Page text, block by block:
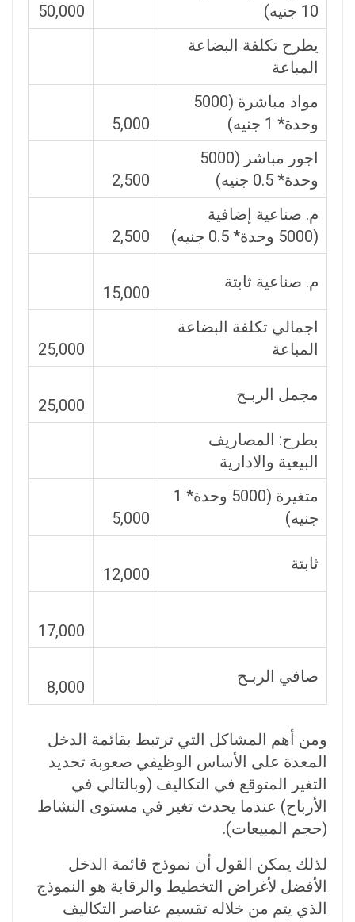
10 جنيه)
50,000
يطرح تكلفة البضاعة
المباعة
مواد مباشرة (5000
وحدة* 1 جنيه)
5,000
اجور مباشر (5000
وحدة* 0.5 جنيه)
2,500
م. صناعية إضافية
(5000 وحدة* 0.5 جنيه)
2,500
م. صناعية ثابتة
15,000
اجمالي تكلفة البضاعة
المباعة
25,000
مجمل الربـح
25,000
بطرح: المصاريف
البيعية والادارية
متغيرة (5000 وحدة* 1
جنيه)
5,000
ثابتة
12,000
17,000
صافي الربـح
8,000
ومن أهم المشاكل التي ترتبط بقائمة الدخل
المعدة على الأساس الوظيفي صعوبة تحديد
التغير المتوقع في التكاليف (وبالتالي في
الأرباح) عندما يحدث تغير في مستوى النشاط
(حجم المبيعات).
لذلك يمكن القول أن نموذج قائمة الدخل
الأفضل لأغراض التخطيط والرقابة هو النموذج
الذي يتم من خلاله تقسيم عناصر التكاليف